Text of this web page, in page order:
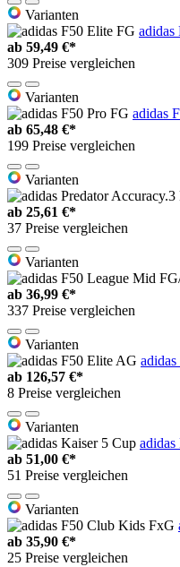
Varianten
adidas
ab 59,49 €*
309 Preise vergleichen
Varianten
adidas
ab 65,48 €*
199 Preise vergleichen
Varianten
ab 25,61 €*
37 Preise vergleichen
Varianten
ab 36,99 €*
337 Preise vergleichen
Varianten
ab 126,57 €*
8 Preise vergleichen
Varianten
ab 51,00 €*
51 Preise vergleichen
Varianten
ab 35,90 €*
25 Preise vergleichen